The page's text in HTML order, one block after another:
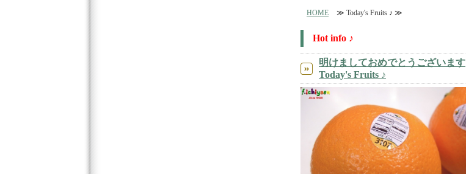
HOME ≫ Today's Fruits ♪ ≫
Hot info ♪
明けましておめでとうございます
Today's Fruits ♪